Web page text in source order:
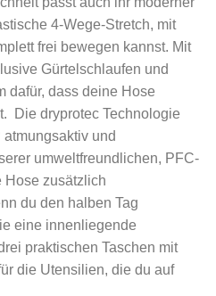
4-Wege-Stretch, mit
frei bewegen kannst. Mit
Gürtelschlaufen und
dafür, dass deine Hose
Die dryprotec Technologie
und
umweltfreundlichen, PFC-
Hose zusätzlich
du den halben Tag
eine innenliegende
praktischen Taschen mit
die Utensilien, die du auf